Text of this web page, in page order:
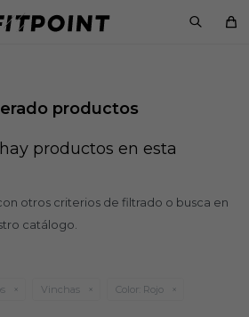
productos
productos en esta
otros criterios de filtrado o busca en
catálogo.
Vinchas Color: Rojo